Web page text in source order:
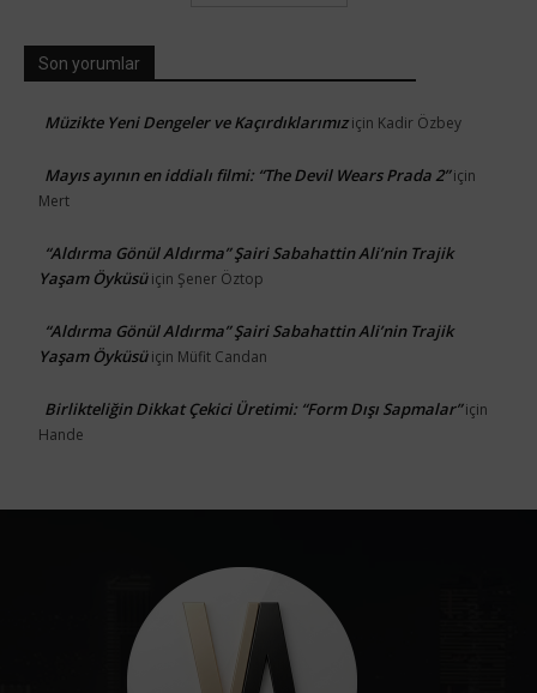
Son yorumlar
Müzikte Yeni Dengeler ve Kaçırdıklarımıziçin Kadir Özbey
Mayıs ayının en iddialı filmi: “The Devil Wears Prada 2”için
Mert
“Aldırma Gönül Aldırma” Şairi Sabahattin Ali’nin Trajik
Yaşam Öyküsüiçin Şener Öztop
“Aldırma Gönül Aldırma” Şairi Sabahattin Ali’nin Trajik
Yaşam Öyküsüiçin Müfit Candan
Birlikteliğin Dikkat Çekici Üretimi: “Form Dışı Sapmalar”için
Hande